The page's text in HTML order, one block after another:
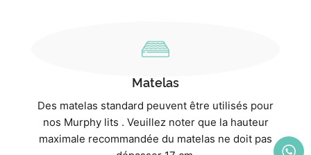
Matelas
Des matelas standard peuvent être utilisés pour
nos Murphy lits . Veuillez noter que la hauteur
maximale recommandée du matelas ne doit pas